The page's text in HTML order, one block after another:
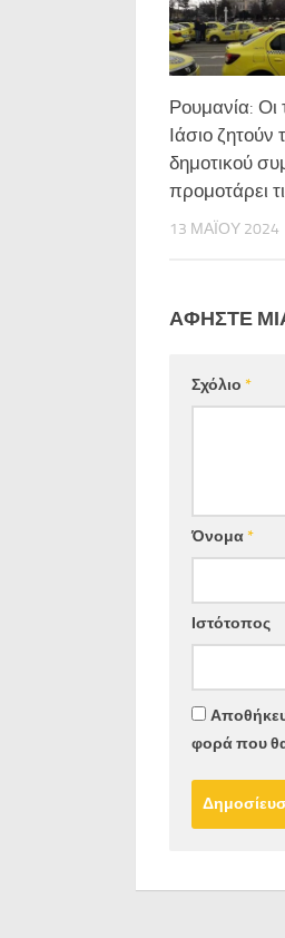
Ρουμανία: Οι
Ιάσιο
δημοτικού
προμοτάρει
13 ΜΑΪ́ΟΥ 2024
ΑΦΉΣΤΕ
Σχόλιο *
Όνομα*
Ιστότοπος
φορά που